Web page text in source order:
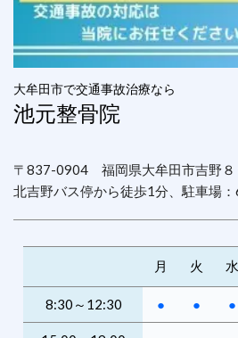
大牟田市で交通事故治療なら
池元整骨院
〒837-0904 福岡県大牟田市吉野８
北吉野バス停から徒歩1分、駐車場：
月 火 水
8:30～12:30 ● ● ●